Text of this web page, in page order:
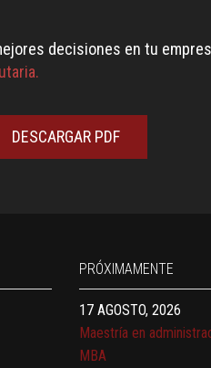
decisiones en tu
DESCARGAR PDF
PRÓXIMAMENTE
17 AGOSTO, 2026
Maestría en
MBA
17 AGOSTO, 2026
Maestría en finanzas